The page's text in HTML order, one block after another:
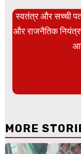
स्वतंत्र और सच्ची
और राजनैतिक
MORE